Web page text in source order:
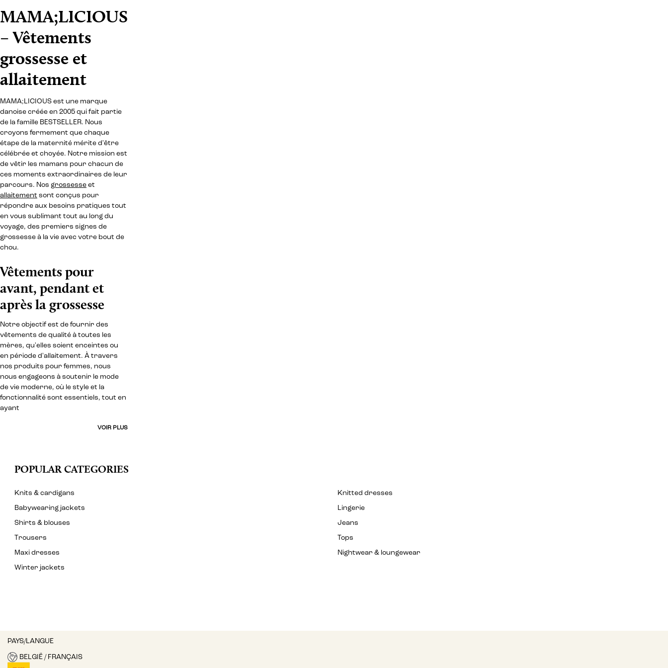
MAMA;LICIOUS
– Vêtements
grossesse et
allaitement
MAMA;LICIOUS est une marque
danoise créée en 2005 qui fait partie
de la famille BESTSELLER. Nous
croyons fermement que chaque
étape de la maternité mérite d'être
célébrée et choyée. Notre mission est
de vêtir les mamans pour chacun de
ces moments extraordinaires de leur
parcours. Nos grossesse et
allaitement sont conçus pour
répondre aux besoins pratiques tout
en vous sublimant tout au long du
voyage, des premiers signes de
grossesse à la vie avec votre bout de
chou.
Vêtements pour
avant, pendant et
après la grossesse
Notre objectif est de fournir des
vêtements de qualité à toutes les
mères, qu'elles soient enceintes ou
en période d'allaitement. À travers
nos produits pour femmes, nous
nous engageons à soutenir le mode
de vie moderne, où le style et la
fonctionnalité sont essentiels, tout en
ayant
VOIR PLUS
POPULAR CATEGORIES
Knits & cardigans
Knitted dresses
Babywearing jackets
Lingerie
Shirts & blouses
Jeans
Trousers
Tops
Maxi dresses
Nightwear & loungewear
Winter jackets
PAYS/LANGUE
BELGIË / FRANÇAIS